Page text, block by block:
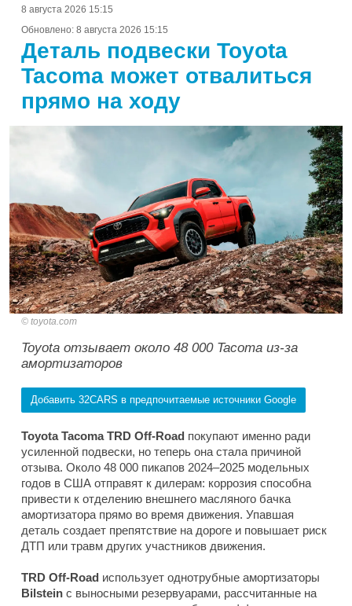
8 августа 2026 15:15
Обновлено: 8 августа 2026 15:15
Деталь подвески Toyota
Tacoma может отвалиться
прямо на ходу
toyota.com
Toyota отзывает около 48 000 Tacoma из-за
амортизаторов
Добавить 32CARS в предпочитаемые источники Google
Toyota Tacoma TRD Off-Road покупают именно ради
усиленной подвески, но теперь она стала причиной
отзыва. Около 48 000 пикапов 2024–2025 модельных
годов в США отправят к дилерам: коррозия способна
привести к отделению внешнего масляного бачка
амортизатора прямо во время движения. Упавшая
деталь создает препятствие на дороге и повышает риск
ДТП или травм других участников движения.
TRD Off-Road использует однотрубные амортизаторы
Bilstein с выносными резервуарами, рассчитанные на